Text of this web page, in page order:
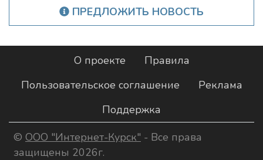
ПРЕДЛОЖИТЬ НОВОСТЬ
О проекте
Правила
Пользовательское соглашение
Реклама
Поддержка
© ООО "Интернет-Курск" - Все права
защищены 2026г.